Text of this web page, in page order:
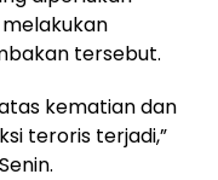
tersebut.
kematian dan
teroris terjadi,”